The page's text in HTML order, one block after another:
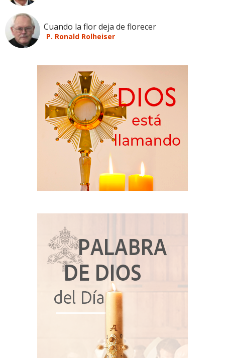
Cuando la flor deja de florecer
P. Ronald Rolheiser